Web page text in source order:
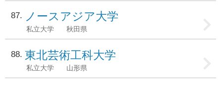
87 ノースアジア大学
私立大学 秋田県
88 東北芸術工科大学
私立大学 山形県